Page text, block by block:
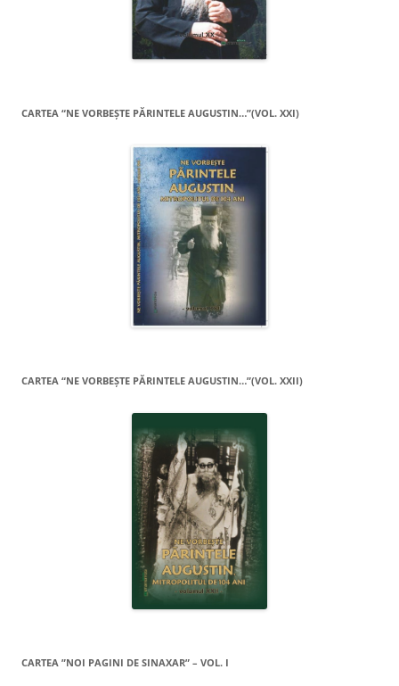
CARTEA “NE VORBEŞTE PĂRINTELE AUGUSTIN…”(VOL. XXI)
CARTEA “NE VORBEŞTE PĂRINTELE AUGUSTIN…”(VOL. XXII)
CARTEA ”NOI PAGINI DE SINAXAR” – VOL. I